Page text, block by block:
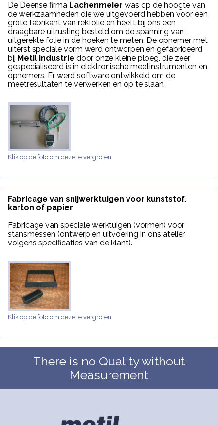
De Deense firma Lachenmeier was op de hoogte van
de werkzaamheden die we uitgevoerd hebben voor een
grote fabrikant van rekfolie en heeft bij ons een
draagbare uitrusting besteld om de spanning van
uitgerekte folie in de hoeken te meten. De opnemer met
uiterst speciale vorm werd ontworpen en gefabriceerd
bij Metil Industrie door onze kleine ploeg, die zeer
gespecialiseerd is in elektronische meetinstrumenten en
opnemers. Er werd software ontwikkeld om de
meetresultaten te verwerken en op te slaan.
Klik op de foto om deze te vergroten
Fabricage van snijwerktuigen voor kunststof,
karton of papier
Fabricage van speciale werktuigen (vormen) voor
stansmessen (ontwerp en uitvoering in ons atelier
volgens specificaties van de klant).
Klik op de foto om deze te vergroten
There is no Quality without
Measurement